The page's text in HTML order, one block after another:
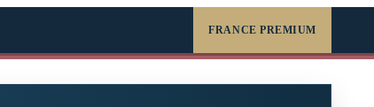
FRANCE PREMIUM